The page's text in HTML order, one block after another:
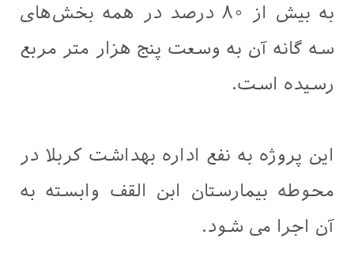
به بیش از ۸۰ درصد در همه بخش‌های
سه گانه آن به وسعت پنج هزار متر مربع
رسیده است.
این پروژه به نفع اداره بهداشت کربلا در
محوطه بیمارستان ابن القف وابسته به
آن اجرا می شود.